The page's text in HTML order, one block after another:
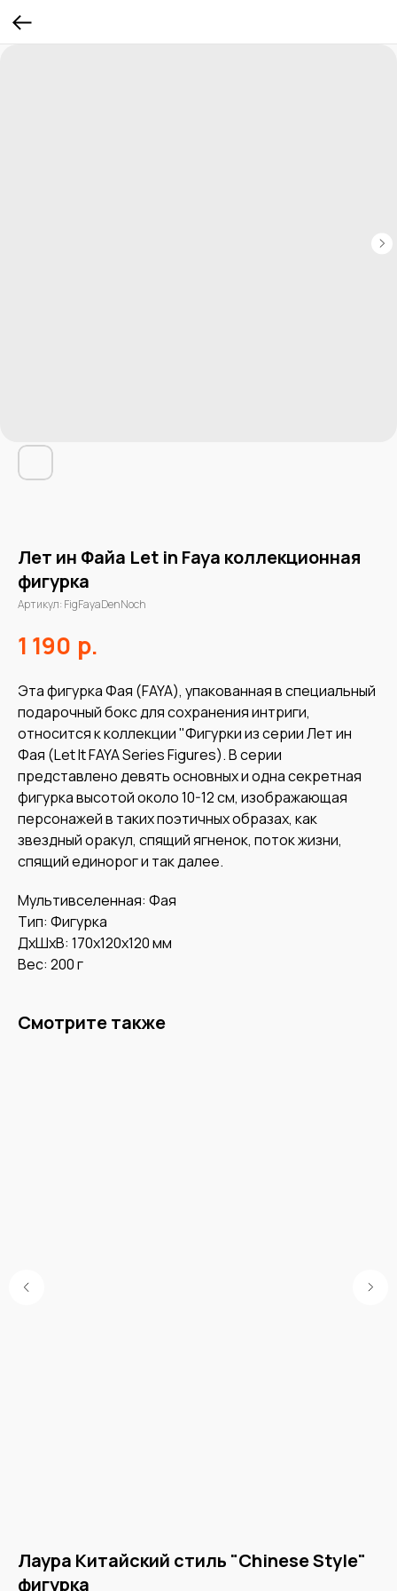
Лет ин Файа Let in Faya коллекционная
фигурка
Артикул: FigFayaDenNoch
1 190 р.
Эта фигурка Фая (FAYA), упакованная в специальный
подарочный бокс для сохранения интриги,
относится к коллекции "Фигурки из серии Лет ин
Фая (Let It FAYA Series Figures). В серии
представлено девять основных и одна секретная
фигурка высотой около 10-12 см, изображающая
персонажей в таких поэтичных образах, как
звездный оракул, спящий ягненок, поток жизни,
спящий единорог и так далее.
Мультивселенная: Фая
Тип: Фигурка
ДxШxВ: 170x120x120 мм
Вес: 200 г
Смотрите также
Лаура Китайский стиль "Chinese Style"
фигурка